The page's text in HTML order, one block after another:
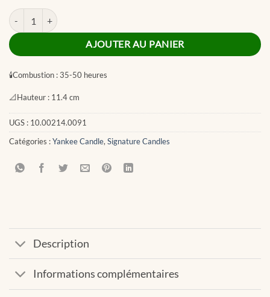
quantité de Stargazing Signature Medium Jar
AJOUTER AU PANIER
🕯Combustion :35-50 heures
📐Hauteur : 11.4 cm
UGS : 10.00214.0091
Catégories :Yankee Candle,Signature Candles
Description
Informations complémentaires